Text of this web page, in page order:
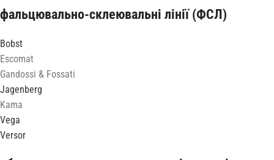
фальцювально-склеювальні лінії (ФСЛ)
Bobst
Escomat
Gandossi & Fossati
Jagenberg
Kama
Vega
Versor